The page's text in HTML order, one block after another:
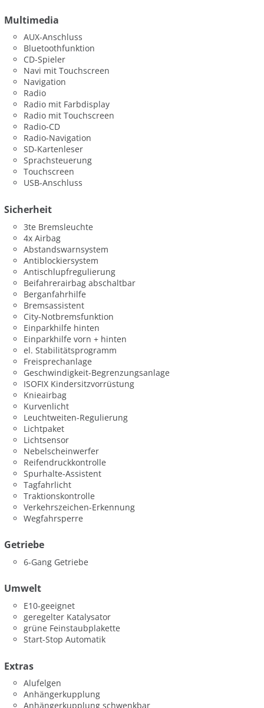
Multimedia
AUX-Anschluss
Bluetoothfunktion
CD-Spieler
Navi mit Touchscreen
Navigation
Radio
Radio mit Farbdisplay
Radio mit Touchscreen
Radio-CD
Radio-Navigation
SD-Kartenleser
Sprachsteuerung
Touchscreen
USB-Anschluss
Sicherheit
3te Bremsleuchte
4x Airbag
Abstandswarnsystem
Antiblockiersystem
Antischlupfregulierung
Beifahrerairbag abschaltbar
Berganfahrhilfe
Bremsassistent
City-Notbremsfunktion
Einparkhilfe hinten
Einparkhilfe vorn + hinten
el. Stabilitätsprogramm
Freisprechanlage
Geschwindigkeit-Begrenzungsanlage
ISOFIX Kindersitzvorrüstung
Knieairbag
Kurvenlicht
Leuchtweiten-Regulierung
Lichtpaket
Lichtsensor
Nebelscheinwerfer
Reifendruckkontrolle
Spurhalte-Assistent
Tagfahrlicht
Traktionskontrolle
Verkehrszeichen-Erkennung
Wegfahrsperre
Getriebe
6-Gang Getriebe
Umwelt
E10-geeignet
geregelter Katalysator
grüne Feinstaubplakette
Start-Stop Automatik
Extras
Alufelgen
Anhängerkupplung
Anhängerkupplung schwenkbar